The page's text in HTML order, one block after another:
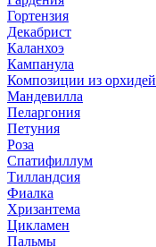
Гортензия
Декабрист
Каланхоэ
Кампанула
Композиции из орхидей
Мандевилла
Пеларгония
Петуния
Роза
Спатифиллум
Тилландсия
Фиалка
Хризантема
Цикламен
Пальмы